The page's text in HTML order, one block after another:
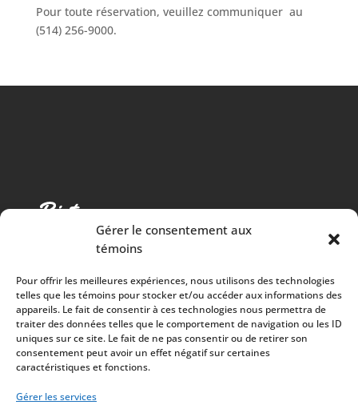
Gérer le consentement aux
témoins
Pour offrir les meilleures expériences, nous utilisons des technologies
telles que les témoins pour stocker et/ou accéder aux informations des
appareils. Le fait de consentir à ces technologies nous permettra de
traiter des données telles que le comportement de navigation ou les ID
uniques sur ce site. Le fait de ne pas consentir ou de retirer son
consentement peut avoir un effet négatif sur certaines
caractéristiques et fonctions.
Gérer les services
Pour toute réservation, veuillez communiquer au
(514) 256-9000.
Cuisine chaleureuse, spectacles de qualité et 100%
des surplus versés à la communauté
À PROPOS
Mission